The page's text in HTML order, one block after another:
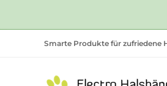
Smarte Produkte für zufriedene